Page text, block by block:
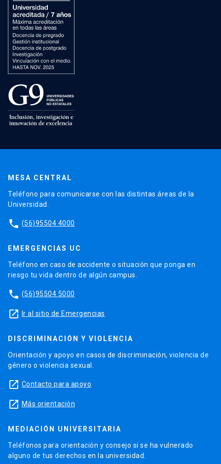
MESA CENTRAL
Teléfono para comunicarse con las distintas áreas de la
Universidad.
phone (56)95504 4000
EMERGENCIAS UC
Teléfono en caso de accidente o situación que ponga en
riesgo tu vida dentro de algún campus.
phone (56)95504 5000
launch Ir al sitio de Emergencias
DISCRIMINACIÓN Y VIOLENCIA
Orientación y apoyo en casos de discriminación, violencia de
género o violencia sexual.
launch Contacto para apoyo
launch Más orientación
MEDIACIÓN UNIVERSITARIA
Teléfonos para orientación y consejo si se ha vulnerado
alguno de tus derechos en la universidad.